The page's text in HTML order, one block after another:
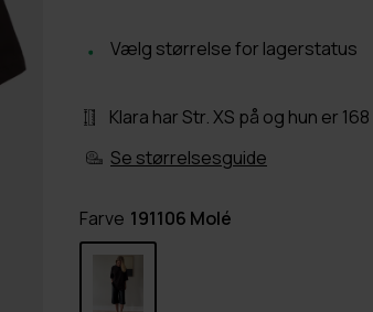
Vælg størrelse for lagerstatus
Klara har Str. XS på og hun er
Se størrelsesguide
Farve 191106 Molé